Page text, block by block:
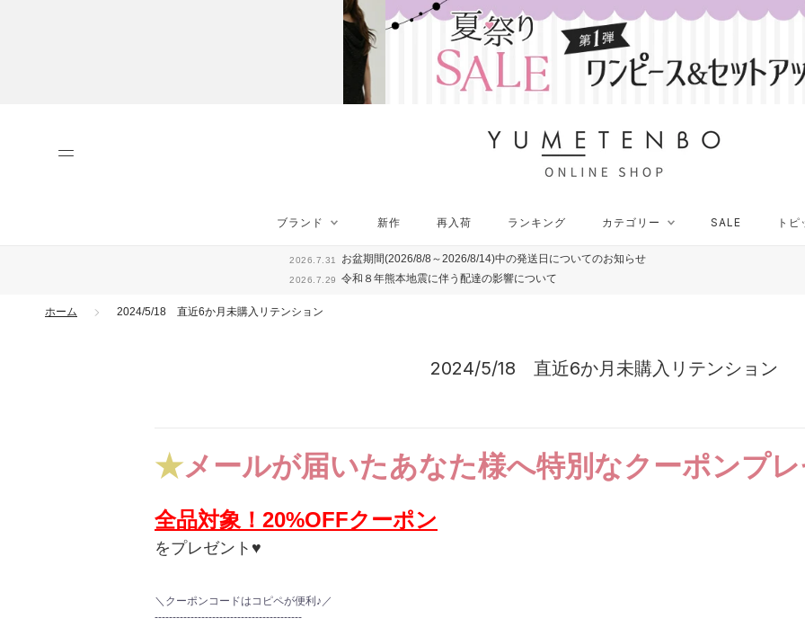
ブランド
新作
再入荷
ランキング
カテゴリー
SALE
トピ
2026.7.31 お盆期間(2026/8/8～2026/8/14)中の発送日についてのお知らせ
2026.7.29 令和８年熊本地震に伴う配達の影響について
ホーム 2024/5/18 直近6か月未購入リテンション
2024/5/18 直近6か月未購入リテンション
★メールが届いたあなた様へ特別なクーポンプレ
全品対象！20%OFFクーポン
をプレゼント♥
＼クーポンコードはコピペが便利♪／
-----------------------------------------